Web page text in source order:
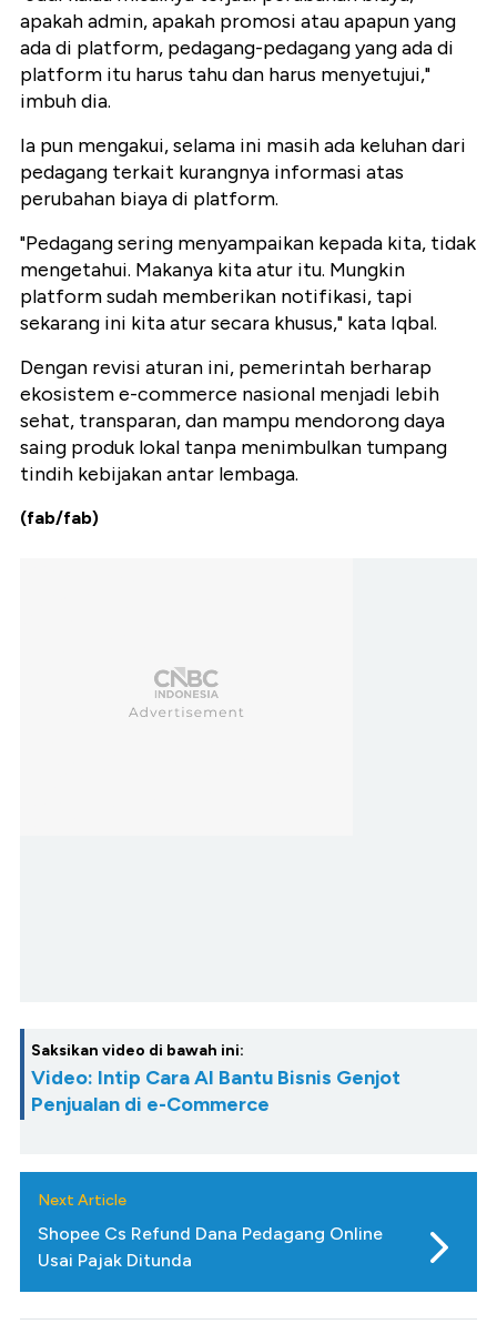
apakah admin, apakah promosi atau apapun yang
ada di platform, pedagang-pedagang yang ada di
platform itu harus tahu dan harus menyetujui,"
imbuh dia.
Ia pun mengakui, selama ini masih ada keluhan dari
pedagang terkait kurangnya informasi atas
perubahan biaya di platform.
"Pedagang sering menyampaikan kepada kita, tidak
mengetahui. Makanya kita atur itu. Mungkin
platform sudah memberikan notifikasi, tapi
sekarang ini kita atur secara khusus," kata Iqbal.
Dengan revisi aturan ini, pemerintah berharap
ekosistem e-commerce nasional menjadi lebih
sehat, transparan, dan mampu mendorong daya
saing produk lokal tanpa menimbulkan tumpang
tindih kebijakan antar lembaga.
(fab/fab)
Saksikan video di bawah ini:
Video: Intip Cara AI Bantu Bisnis Genjot
Penjualan di e-Commerce
Next Article
Shopee Cs Refund Dana Pedagang Online
Usai Pajak Ditunda